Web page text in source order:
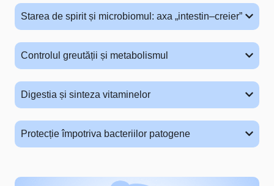
Starea de spirit și microbiomul: axa „intestin–creier”
Controlul greutății și metabolismul
Digestia și sinteza vitaminelor
Protecție împotriva bacteriilor patogene